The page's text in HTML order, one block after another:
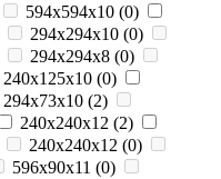
594х594х10 (0)
294х294х10 (0)
294x294x8 (0)
240х125х10 (0)
294х73х10 (2)
240x240x12 (2)
240х240х12 (0)
596x90x11 (0)